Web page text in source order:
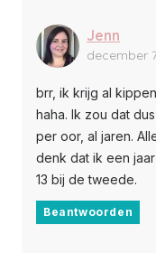
Jenn
december
brr, ik krijg al
haha. Ik zou dat
per oor, al jaren.
denk dat ik een
13 bij de tweede.
Beantwoorden